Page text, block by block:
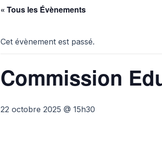
« Tous les Évènements
Cet évènement est passé.
Commission
22 octobre 2025 @ 15h30